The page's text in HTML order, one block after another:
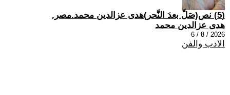
(5) نص(صَلِّ بعدَ النَّحر)هدى عزالدين محمد.مصر.
هدى عزالدين محمد
2026 / 8 / 6
الادب والفن